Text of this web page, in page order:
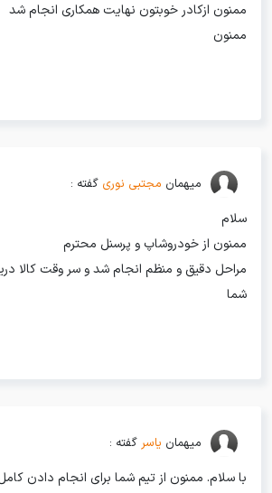
ممنون ازکادر خوبتون نهایت همکاری انجام شد
ممنون
میهمان مجتبی نوری گفته :
سلام
ممنون از خودروشاپ و پرسنل محترم
مراحل دقیق و منظم انجام شد و سر وقت کالا
شما
میهمان یاسر گفته :
با سلام. ممنون از تیم شما برای انجام دادن